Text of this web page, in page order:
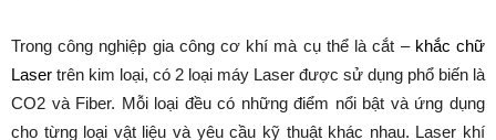
Trong công nghiệp gia công cơ khí mà cụ thể là cắt – khắc chữ
Laser trên kim loại, có 2 loại máy Laser được sử dụng phổ biến là
CO2 và Fiber. Mỗi loại đều có những điểm nổi bật và ứng dụng
cho từng loại vật liệu và yêu cầu kỹ thuật khác nhau. Laser khí